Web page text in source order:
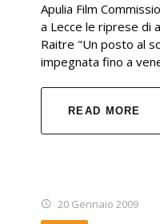
Apulia Film
a Lecce le riprese di
Raitre "Un posto al
impegnata fino a
READ MORE
20 Gennaio 2009